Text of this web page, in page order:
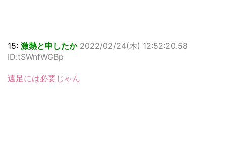
15: 激熱と申したか 2022/02/24(木) 12:52:20.58
ID:tSWnfWGBp
遠足には必要じゃん